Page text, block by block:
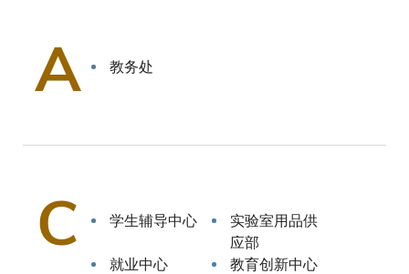
A 教务处
C 学生辅导中心
实验室用品供
应部
就业中心
教育创新中心